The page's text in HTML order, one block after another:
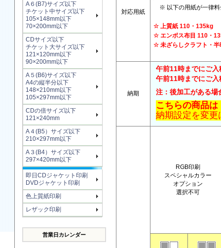
A６(B7)サイズ以下
チケット中サイズ以下
105×148mm以下
70×200mm以下
CDサイズ以下
チケット大サイズ以下
121×120mm以下
90×200mm以下
A５(B6)サイズ以下
A4の縦半分以下
148×210mm以下
105×297mm以下
CDの倍サイズ以下
121×240mm
A４(B5）サイズ以下
210×297mm以下
A３(B4）サイズ以下
297×420mm以下
即日CDジャケット印刷
DVDジャケット印刷
色上質紙印刷
レザック印刷
営業日カレンダー
対応用紙
※ 以下の用紙が一律料
☆ 上質紙 110・
☆ エンボス布目 110
☆ 未ざらしクラフト・
納期
午前11時までにご
午前11時までにご
注：後加工がある場
こちらの商品
納期設定を変
RGB印刷
スペシャルカラー
オプション
選択不可